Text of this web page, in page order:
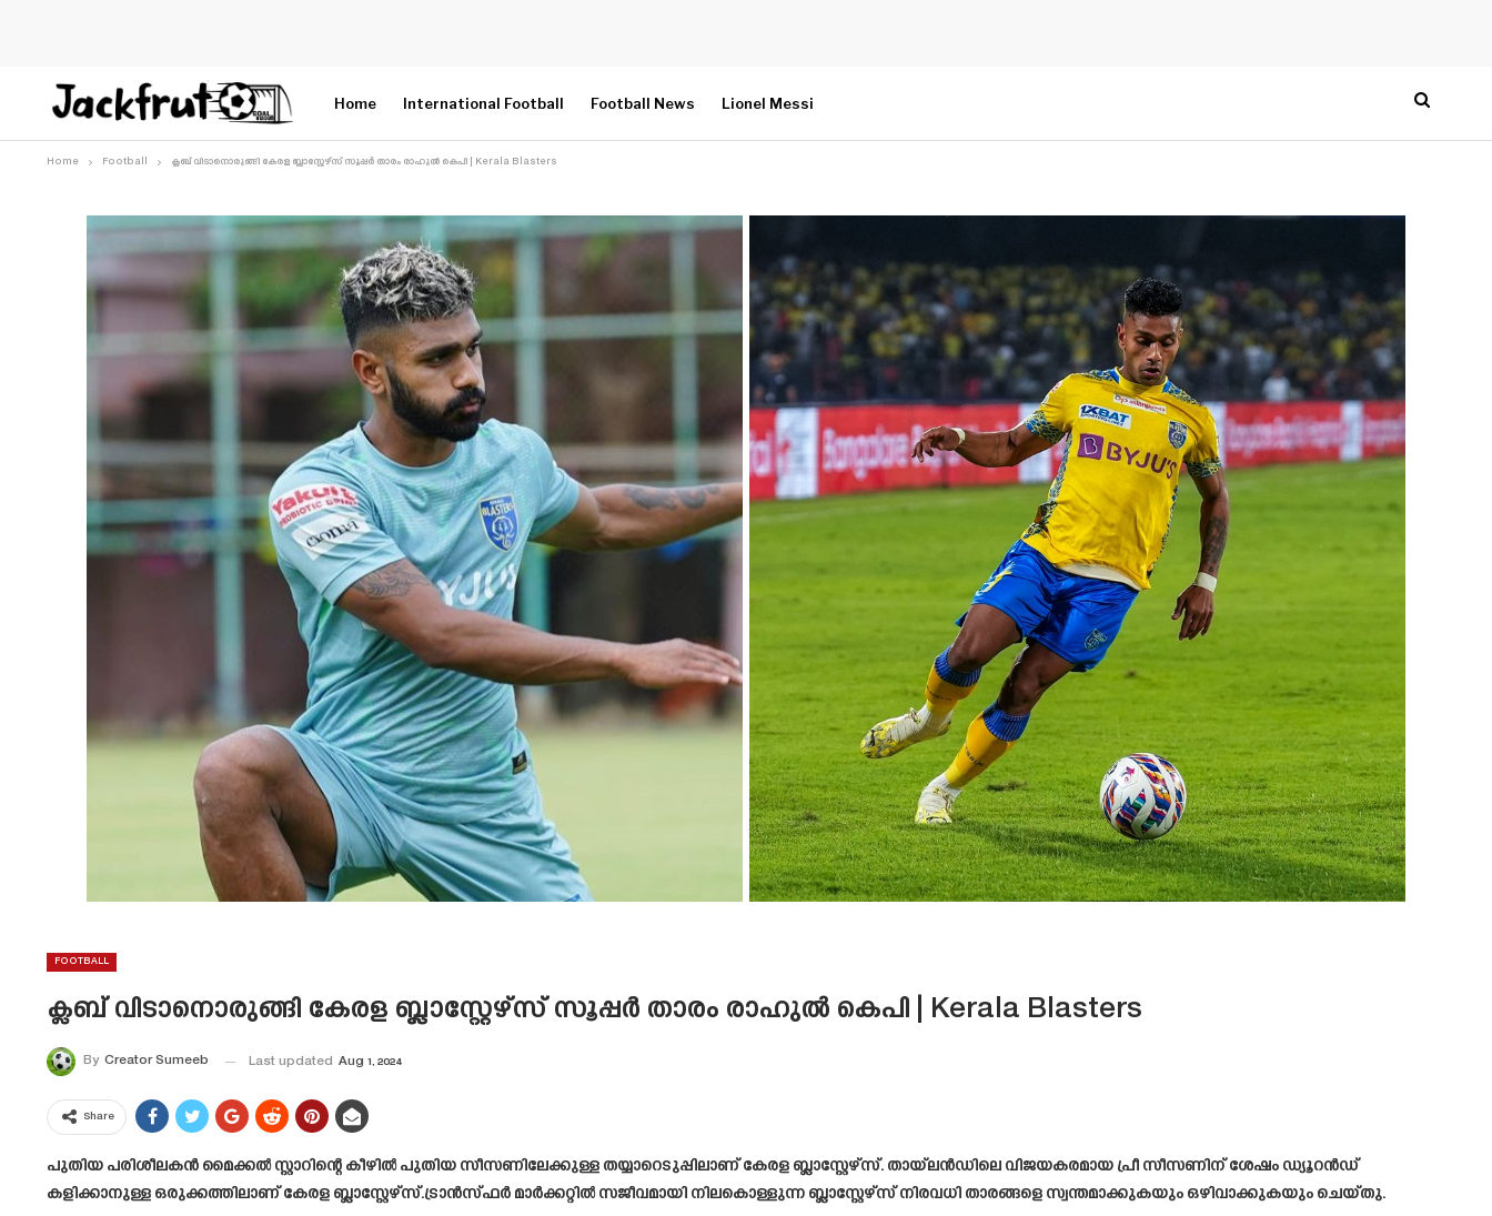
Home International Football Football News Lionel Messi
Home Football ക്ലബ് വിടാനൊരുങ്ങി കേരള ബ്ലാസ്റ്റേഴ്‌സ് സൂപ്പർ താരം രാഹുൽ കെപി | Kerala Blasters
FOOTBALL
ക്ലബ് വിടാനൊരുങ്ങി കേരള ബ്ലാസ്റ്റേഴ്‌സ് സൂപ്പർ താരം രാഹുൽ കെപി | Kerala Blasters
By Creator Sumeeb Last updated Aug 1, 2024
Share
പുതിയ പരിശീലകൻ മൈക്കൽ സ്റ്റാറിന്റെ കീഴിൽ പുതിയ സീസണിലേക്കുള്ള തയ്യാറെടുപ്പിലാണ് കേരള ബ്ലാസ്റ്റേഴ്‌സ്. തായ്‌ലൻഡിലെ വിജയകരമായ പ്രീ സീസണിന് ശേഷം ഡ്യൂറൻഡ്
കളിക്കാനുള്ള ഒരുക്കത്തിലാണ് കേരള ബ്ലാസ്റ്റേഴ്‌സ്.ട്രാൻസ്ഫർ മാർക്കറ്റിൽ സജീവമായി നിലകൊള്ളുന്ന ബ്ലാസ്റ്റേഴ്‌സ് നിരവധി താരങ്ങളെ സ്വന്തമാക്കുകയും ഒഴിവാക്കുകയും ചെയ്തു.